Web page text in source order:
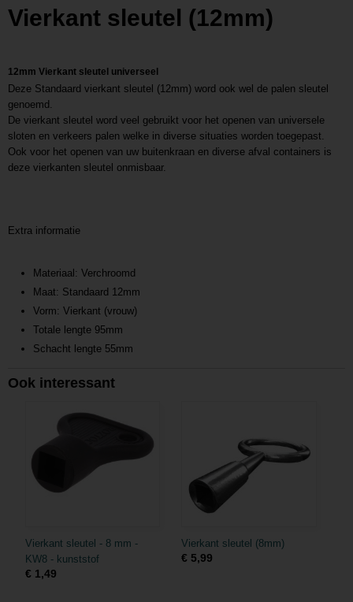
Productcode leverancier
L201805091242
Vierkant sleutel (12mm)
12mm Vierkant sleutel universeel
Deze Standaard vierkant sleutel (12mm) word ook wel de palen sleutel
genoemd.
De vierkant sleutel word veel gebruikt voor het openen van universele
sloten en verkeers palen welke in diverse situaties worden toegepast.
Ook voor het openen van uw buitenkraan en diverse afval containers is
deze vierkanten sleutel onmisbaar.
Extra informatie
Materiaal: Verchroomd
Maat: Standaard 12mm
Vorm: Vierkant (vrouw)
Totale lengte 95mm
Schacht lengte 55mm
Ook interessant
Vierkant sleutel - 8 mm -
KW8 - kunststof
€ 1,49
Vierkant sleutel (8mm)
€ 5,99